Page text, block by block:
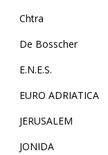
Chtra
De Bosscher
E.N.E.S.
EURO ADRIATICA
JERUSALEM
JONIDA